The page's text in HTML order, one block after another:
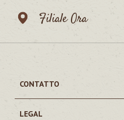
Filiale Ora
CONTATTO
LEGAL